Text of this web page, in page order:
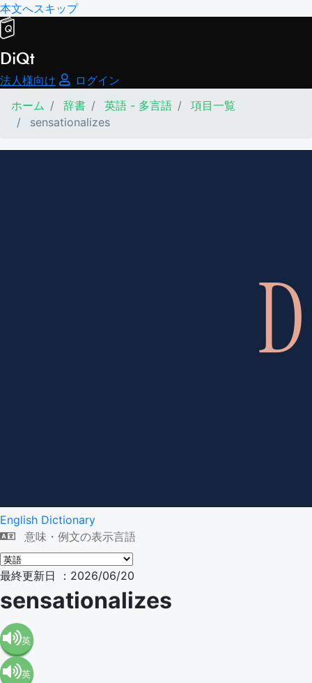
本文へスキップ
DiQt
法人様向け
ログイン
ホーム
辞書 英語 - 多言語
項目一覧
sensationalizes
English Dictionary
意味・例文の表示言語
最終更新日 ：2026/06/20
sensationalizes
英
語（米
英